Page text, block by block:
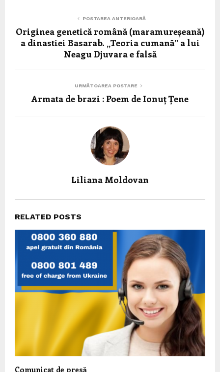
POSTAREA ANTERIOARĂ
Originea genetică română (maramureșeană)
a dinastiei Basarab. „Teoria cumană” a lui
Neagu Djuvara e falsă
URMĂTOAREA POSTARE
Armata de brazi : Poem de Ionuț Țene
Liliana Moldovan
RELATED POSTS
Comunicat de presă